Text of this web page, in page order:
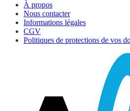
À propos
Nous contacter
Informations légales
CGV
Politiques de protections de vos